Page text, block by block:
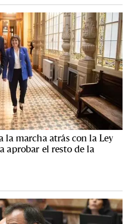
la marcha atrás con la Ley
aprobar el resto de la